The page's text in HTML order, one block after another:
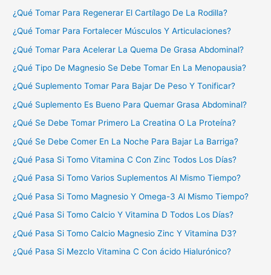
¿Qué Tomar Para Regenerar El Cartílago De La Rodilla?
¿Qué Tomar Para Fortalecer Músculos Y Articulaciones?
¿Qué Tomar Para Acelerar La Quema De Grasa Abdominal?
¿Qué Tipo De Magnesio Se Debe Tomar En La Menopausia?
¿Qué Suplemento Tomar Para Bajar De Peso Y Tonificar?
¿Qué Suplemento Es Bueno Para Quemar Grasa Abdominal?
¿Qué Se Debe Tomar Primero La Creatina O La Proteína?
¿Qué Se Debe Comer En La Noche Para Bajar La Barriga?
¿Qué Pasa Si Tomo Vitamina C Con Zinc Todos Los Días?
¿Qué Pasa Si Tomo Varios Suplementos Al Mismo Tiempo?
¿Qué Pasa Si Tomo Magnesio Y Omega-3 Al Mismo Tiempo?
¿Qué Pasa Si Tomo Calcio Y Vitamina D Todos Los Días?
¿Qué Pasa Si Tomo Calcio Magnesio Zinc Y Vitamina D3?
¿Qué Pasa Si Mezclo Vitamina C Con ácido Hialurónico?